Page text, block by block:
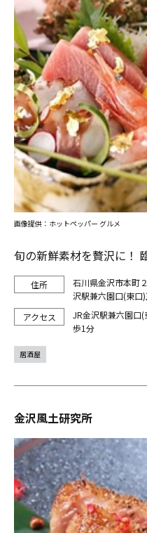
旬の新鮮素材を贅沢に！
石川県金沢市本町
沢駅兼六園口(東口)
JR金沢駅兼六園口
歩1分
画像提供：ホットペッパー グルメ
居酒屋
金沢風土研究所